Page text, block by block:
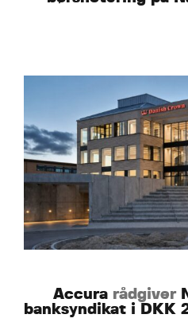
Accura rådgiver
banksyndikat i